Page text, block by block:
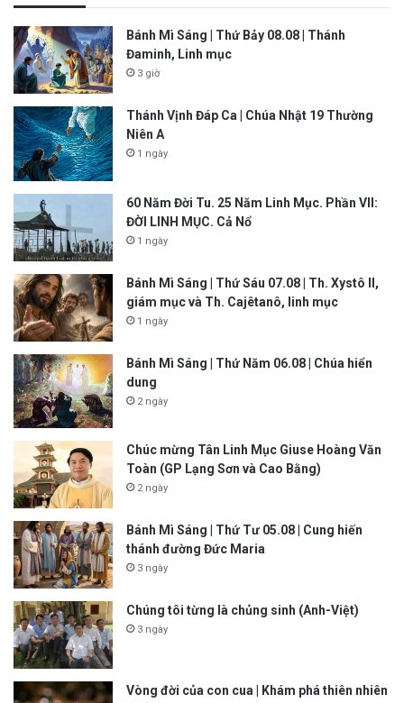
Bánh Mì Sáng | Thứ Bảy 08.08 | Thánh
Đaminh, Linh mục
3 giờ
Thánh Vịnh Đáp Ca | Chúa Nhật 19 Thường
Niên A
1 ngày
60 Năm Đời Tu. 25 Năm Linh Mục. Phần VII:
ĐỜI LINH MỤC. Cả Nổ
1 ngày
Bánh Mì Sáng | Thứ Sáu 07.08 | Th. Xystô II,
giám mục và Th. Cajêtanô, linh mục
1 ngày
Bánh Mì Sáng | Thứ Năm 06.08 | Chúa hiển
dung
2 ngày
Chúc mừng Tân Linh Mục Giuse Hoàng Văn
Toàn (GP Lạng Sơn và Cao Bằng)
2 ngày
Bánh Mì Sáng | Thứ Tư 05.08 | Cung hiến
thánh đường Đức Maria
3 ngày
Chúng tôi từng là chủng sinh (Anh-Việt)
3 ngày
Vòng đời của con cua | Khám phá thiên nhiên